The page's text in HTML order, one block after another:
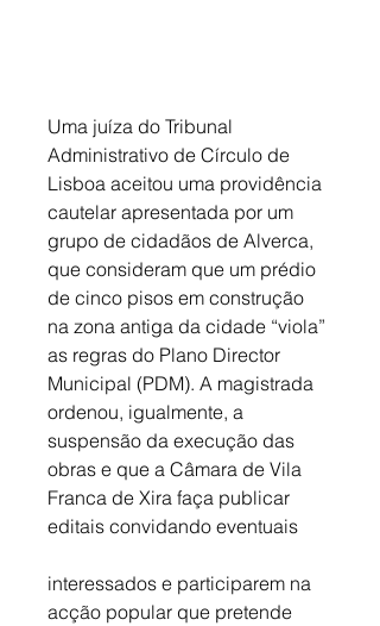
Uma juíza do Tribunal
Administrativo de Círculo de
Lisboa aceitou uma providência
cautelar apresentada por um
grupo de cidadãos de Alverca,
que consideram que um prédio
de cinco pisos em construção
na zona antiga da cidade “viola”
as regras do Plano Director
Municipal (PDM). A magistrada
ordenou, igualmente, a
suspensão da execução das
obras e que a Câmara de Vila
Franca de Xira faça publicar
editais convidando eventuais
interessados e participarem na
acção popular que pretende